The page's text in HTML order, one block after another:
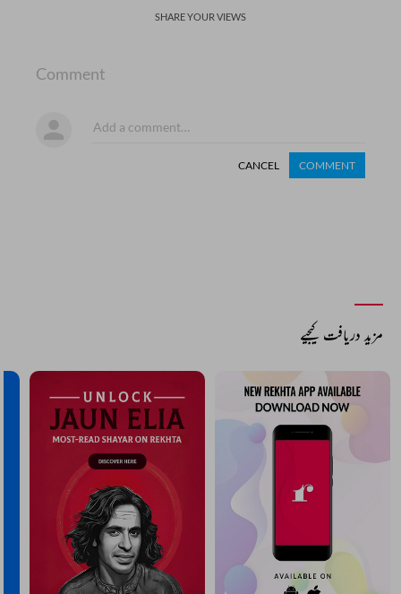
SHARE YOUR VIEWS
Comment
CANCEL COMMENT
مزید دریافت کیجیے